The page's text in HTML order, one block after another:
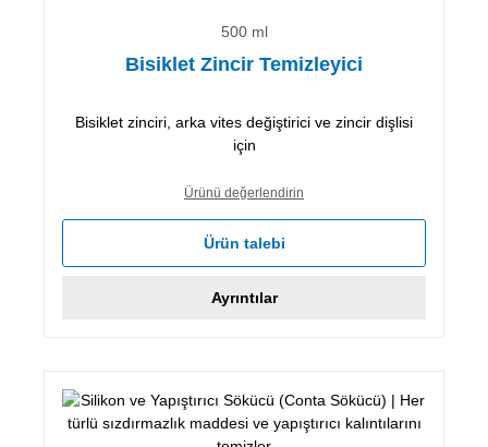
500 ml
Bisiklet Zincir Temizleyici
Bisiklet zinciri, arka vites değiştirici ve zincir dişlisi
için
Ürünü değerlendirin
Ürün talebi
Ayrıntılar